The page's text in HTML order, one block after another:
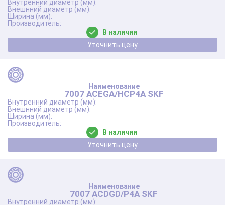
В наличии
Уточнить цену
7007 ACEGA/HCP4A SKF
В наличии
Уточнить цену
7007 ACDGD/P4A SKF